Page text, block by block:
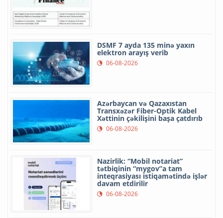
DSMF 7 ayda 135 minə yaxın
elektron arayış verib
06-08-2026
Azərbaycan və Qazaxıstan
Transxəzər Fiber-Optik Kabel
Xəttinin çəkilişini başa çatdırıb
06-08-2026
Nazirlik: “Mobil notariat”
tətbiqinin “mygov”a tam
inteqrasiyası istiqamətində işlər
davam etdirilir
06-08-2026